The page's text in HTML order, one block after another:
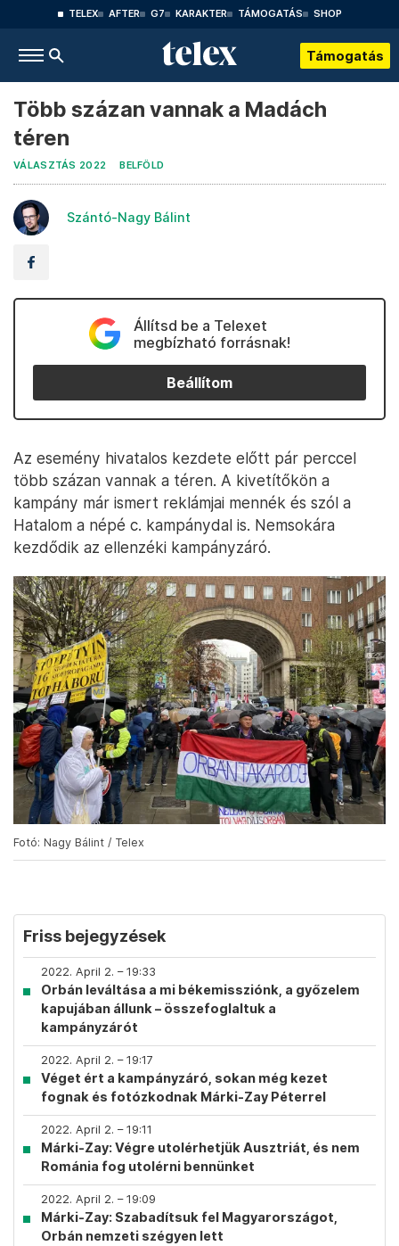
TELEX AFTER G7 KARAKTER TÁMOGATÁS SHOP
Támogatás
Több százan vannak a Madách
téren
VÁLASZTÁS 2022 BELFÖLD
Szántó-Nagy Bálint
Állítsd be a Telexet
megbízható forrásnak!
Beállítom
Az esemény hivatalos kezdete előtt pár perccel
több százan vannak a téren. A kivetítőkön a
kampány már ismert reklámjai mennék és szól a
Hatalom a népé c. kampánydal is. Nemsokára
kezdődik az ellenzéki kampányzáró.
Fotó: Nagy Bálint / Telex
Friss bejegyzések
2022. April 2. – 19:33
Orbán leváltása a mi békemissziónk, a győzelem
kapujában állunk – összefoglaltuk a
kampányzárót
2022. April 2. – 19:17
Véget ért a kampányzáró, sokan még kezet
fognak és fotózkodnak Márki-Zay Péterrel
2022. April 2. – 19:11
Márki-Zay: Végre utolérhetjük Ausztriát, és nem
Románia fog utolérni bennünket
2022. April 2. – 19:09
Márki-Zay: Szabadítsuk fel Magyarországot,
Orbán nemzeti szégyen lett